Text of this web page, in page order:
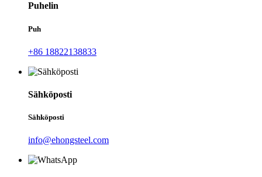
Puhelin
Puh
+86 18822138833
Sähköposti
Sähköposti
info@ehongsteel.com